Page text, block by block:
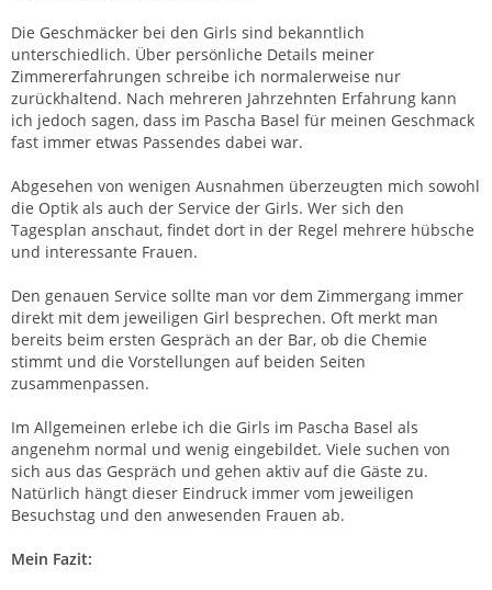
Die Geschmäcker bei den Girls sind bekanntlich
unterschiedlich. Über persönliche Details meiner
Zimmererfahrungen schreibe ich normalerweise nur
zurückhaltend. Nach mehreren Jahrzehnten Erfahrung kann
ich jedoch sagen, dass im Pascha Basel für meinen Geschmack
fast immer etwas Passendes dabei war.
Abgesehen von wenigen Ausnahmen überzeugten mich sowohl
die Optik als auch der Service der Girls. Wer sich den
Tagesplan anschaut, findet dort in der Regel mehrere hübsche
und interessante Frauen.
Den genauen Service sollte man vor dem Zimmergang immer
direkt mit dem jeweiligen Girl besprechen. Oft merkt man
bereits beim ersten Gespräch an der Bar, ob die Chemie
stimmt und die Vorstellungen auf beiden Seiten
zusammenpassen.
Im Allgemeinen erlebe ich die Girls im Pascha Basel als
angenehm normal und wenig eingebildet. Viele suchen von
sich aus das Gespräch und gehen aktiv auf die Gäste zu.
Natürlich hängt dieser Eindruck immer vom jeweiligen
Besuchstag und den anwesenden Frauen ab.
Mein Fazit: